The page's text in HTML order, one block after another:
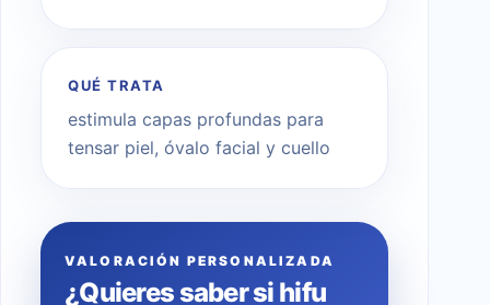
QUÉ TRATA
estimula capas profundas para
tensar piel, óvalo facial y cuello
VALORACIÓN PERSONALIZADA
¿Quieres saber si hifu